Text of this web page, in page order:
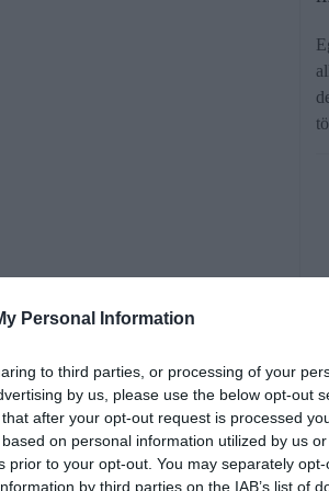
Personal Information
to third parties, or processing of your
by us, please use the below opt-out
after your opt-out request is processed
on personal information utilized by us
prior to your opt-out. You may separately
by third parties on the IAB’s list of
hetekben gondosan
a napi
jóval kevesebben
ötödik magyar
védelmében,